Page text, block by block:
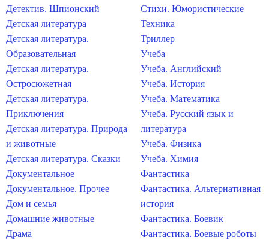
Детектив. Шпионский
Детская литература
Детская литература.
Образовательная
Детская литература.
Остросюжетная
Детская литература.
Приключения
Детская литература. Природа
и животные
Детская литература. Сказки
Документальное
Документальное. Прочее
Дом и семья
Домашние животные
Драма
Стихи. Юмористические
Техника
Триллер
Учеба
Учеба. Английский
Учеба. История
Учеба. Математика
Учеба. Русский язык и
литература
Учеба. Физика
Учеба. Химия
Фантастика
Фантастика. Альтернативная
история
Фантастика. Боевик
Фантастика. Боевые роботы